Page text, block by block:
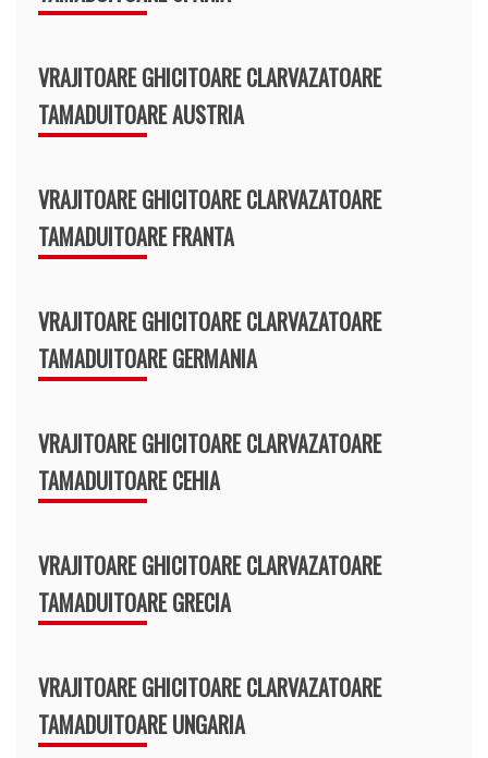
VRAJITOARE GHICITOARE CLARVAZATOARE
TAMADUITOARE AUSTRIA
VRAJITOARE GHICITOARE CLARVAZATOARE
TAMADUITOARE FRANTA
VRAJITOARE GHICITOARE CLARVAZATOARE
TAMADUITOARE GERMANIA
VRAJITOARE GHICITOARE CLARVAZATOARE
TAMADUITOARE CEHIA
VRAJITOARE GHICITOARE CLARVAZATOARE
TAMADUITOARE GRECIA
VRAJITOARE GHICITOARE CLARVAZATOARE
TAMADUITOARE UNGARIA